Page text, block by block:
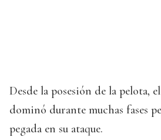
Desde la posesión de la pelota,
dominó durante muchas fases
pegada en su ataque.